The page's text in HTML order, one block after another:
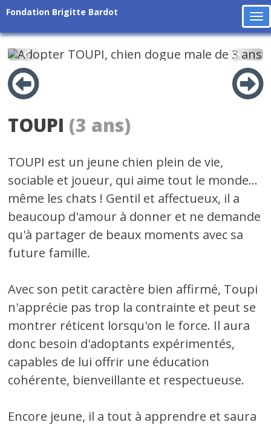
Fondation Brigitte Bardot
Précédent
TOUPI (3 ans)
TOUPI est un jeune chien plein de vie,
sociable et joueur, qui aime tout le monde...
même les chats ! Gentil et affectueux, il a
beaucoup d'amour à donner et ne demande
qu'à partager de beaux moments avec sa
future famille.
Avec son petit caractère bien affirmé, Toupi
n'apprécie pas trop la contrainte et peut se
montrer réticent lorsqu'on le force. Il aura
donc besoin d'adoptants expérimentés,
capables de lui offrir une éducation
cohérente, bienveillante et respectueuse.
Encore jeune, il a tout à apprendre et saura